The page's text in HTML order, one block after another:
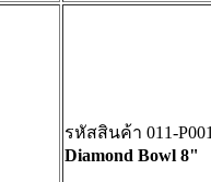
รหัสสินค้า 011-
Diamond Bowl 8"